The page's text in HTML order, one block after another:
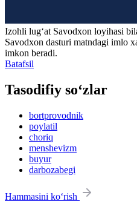
Izohli lugʻat Savodxon loyihasi
Savodxon dasturi matndagi imlo
imkon beradi.
Batafsil
Tasodifiy so‘zlar
bortprovodnik
poylatil
choriq
menshevizm
buyur
darbozabegi
Hammasini ko‘rish